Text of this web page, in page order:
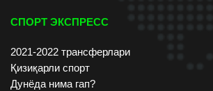
СПОРТ ЭКСПРЕСС
2021-2022 трансферлари
Қизиқарли спорт
Дунёда нима гап?